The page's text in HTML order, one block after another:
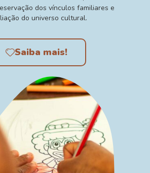
dos vínculos familiares e
do universo cultural.
Saiba mais!